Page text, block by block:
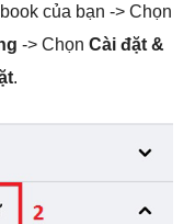
của bạn -> Chọn
-> Chọn Cài đặt &
.